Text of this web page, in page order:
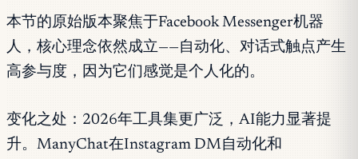
本节的原始版本聚焦于Facebook Messenger机器
人，核心理念依然成立——自动化、对话式触点产生
高参与度，因为它们感觉是个人化的。
变化之处：2026年工具集更广泛，AI能力显著提
升。ManyChat在Instagram DM自动化和